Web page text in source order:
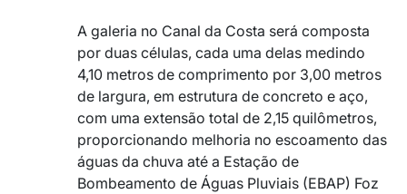
A galeria no Canal da Costa será composta
por duas células, cada uma delas medindo
4,10 metros de comprimento por 3,00 metros
de largura, em estrutura de concreto e aço,
com uma extensão total de 2,15 quilômetros,
proporcionando melhoria no escoamento das
águas da chuva até a Estação de
Bombeamento de Águas Pluviais (EBAP) Foz